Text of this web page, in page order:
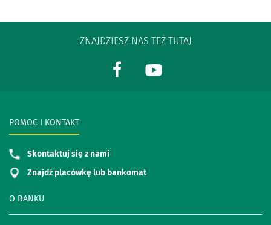
ZNAJDZIESZ NAS TEŻ TUTAJ
O BANKU
POMOC I KONTAKT
Skontaktuj się z nami
Znajdź placówkę lub bankomat